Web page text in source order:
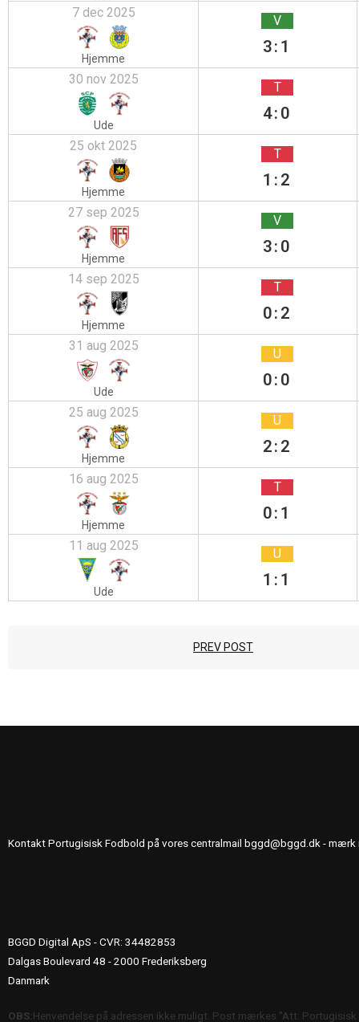
7 dec 2025
Hjemme
V
3:1
30 nov 2025
Ude
T
4:0
25 okt 2025
Hjemme
T
1:2
27 sep 2025
Hjemme
V
3:0
14 sep 2025
Hjemme
T
0:2
31 aug 2025
Ude
U
0:0
25 aug 2025
Hjemme
U
2:2
16 aug 2025
Hjemme
T
0:1
11 aug 2025
Ude
U
1:1
PREV POST
Kontakt Portugisisk Fodbold på vores centralmail bggd@bggd.dk - mærk
BGGD Digital ApS - CVR: 34482853
Dalgas Boulevard 48 - 2000 Frederiksberg
Danmark
OBS:Henvendelse på adressen ikke muligt. Post mærkes "Att: